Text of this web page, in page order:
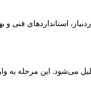
استانداردهای فنی و
می‌شود. این مرحله به